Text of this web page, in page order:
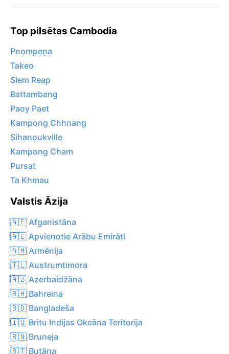
Top pilsētas Cambodia
Pnompeņa
Takeo
Siem Reap
Battambang
Paoy Paet
Kampong Chhnang
Sihanoukville
Kampong Cham
Pursat
Ta Khmau
Valstis Āzija
🇦🇫 Afganistāna
🇦🇪 Apvienotie Arābu Emirāti
🇦🇲 Armēnija
🇹🇱 Austrumtimora
🇦🇿 Azerbaidžāna
🇧🇭 Bahreina
🇧🇩 Bangladeša
🇮🇴 Britu Indijas Okeāna Teritorija
🇧🇳 Bruneja
🇧🇹 Butāna